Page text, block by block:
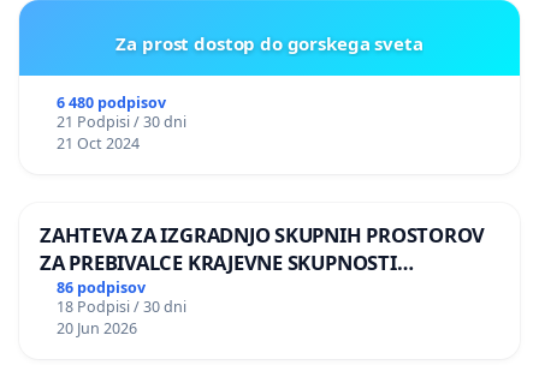
Za prost dostop do gorskega sveta
6 480 podpisov
21 Podpisi / 30 dni
21 Oct 2024
ZAHTEVA ZA IZGRADNJO SKUPNIH PROSTOROV
ZA PREBIVALCE KRAJEVNE SKUPNOSTI
PRESTRANEK
86 podpisov
18 Podpisi / 30 dni
20 Jun 2026